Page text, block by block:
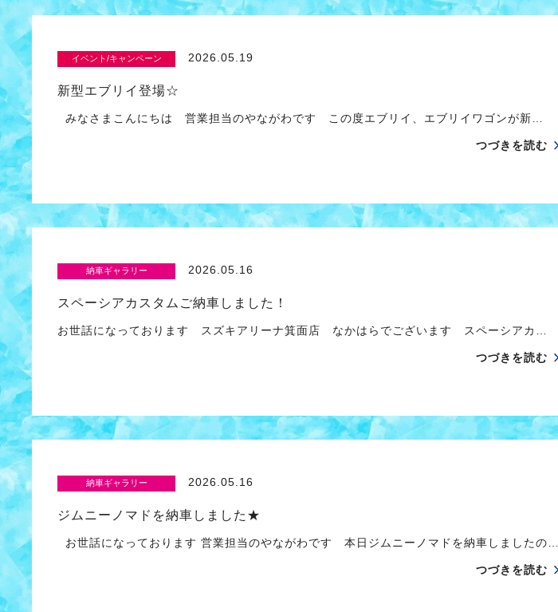
イベント/キャンペーン 2026.05.19
新型エブリイ登場☆
みなさまこんにちは 営業担当のやながわです この度エブリイ、エブリイワゴンが新…
つづきを読む
納車ギャラリー 2026.05.16
スペーシアカスタムご納車しました！
お世話になっております スズキアリーナ箕面店 なかはらでございます スペーシアカ…
つづきを読む
納車ギャラリー 2026.05.16
ジムニーノマドを納車しました★
お世話になっております 営業担当のやながわです 本日ジムニーノマドを納車しましたの…
つづきを読む